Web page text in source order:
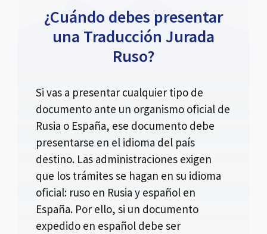
¿Cuándo debes presentar
una Traducción Jurada
Ruso?
Si vas a presentar cualquier tipo de
documento ante un organismo oficial de
Rusia o España, ese documento debe
presentarse en el idioma del país
destino. Las administraciones exigen
que los trámites se hagan en su idioma
oficial: ruso en Rusia y español en
España. Por ello, si un documento
expedido en español debe ser